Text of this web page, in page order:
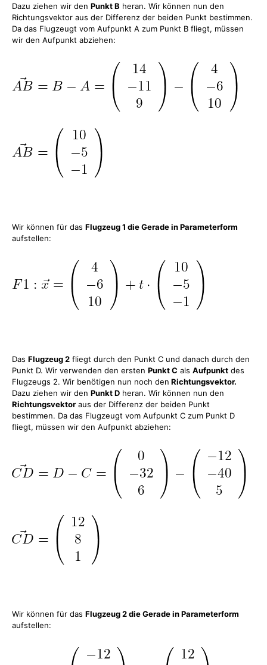
Dazu ziehen wir den Punkt B heran. Wir können nun den
Richtungsvektor aus der Differenz der beiden Punkt bestimmen.
Da das Flugzeugt vom Aufpunkt A zum Punkt B fliegt, müssen
wir den Aufpunkt abziehen:
Wir können für das Flugzeug 1 die Gerade in Parameterform
aufstellen:
Das Flugzeug 2 fliegt durch den Punkt C und danach durch den
Punkt D. Wir verwenden den ersten Punkt C als Aufpunkt des
Flugzeugs 2. Wir benötigen nun noch den Richtungsvektor.
Dazu ziehen wir den Punkt D heran. Wir können nun den
Richtungsvektor aus der Differenz der beiden Punkt
bestimmen. Da das Flugzeugt vom Aufpunkt C zum Punkt D
fliegt, müssen wir den Aufpunkt abziehen:
Wir können für das Flugzeug 2 die Gerade in Parameterform
aufstellen: